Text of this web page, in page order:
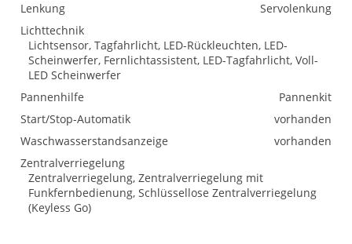
Lenkung
Servolenkung
Lichttechnik
Lichtsensor, Tagfahrlicht, LED-Rückleuchten, LED-
Scheinwerfer, Fernlichtassistent, LED-Tagfahrlicht, Voll-
LED Scheinwerfer
Pannenhilfe
Pannenkit
Start/Stop-Automatik
vorhanden
Waschwasserstandsanzeige
vorhanden
Zentralverriegelung
Zentralverriegelung, Zentralverriegelung mit
Funkfernbedienung, Schlüssellose Zentralverriegelung
(Keyless Go)